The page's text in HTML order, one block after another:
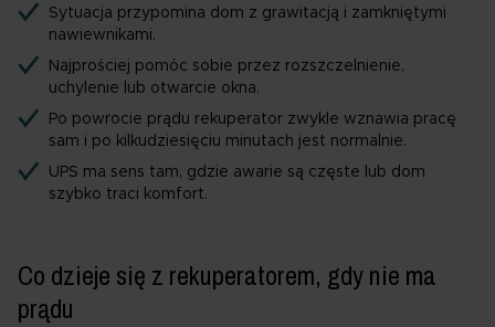
Sytuacja przypomina dom z grawitacją i zamkniętymi
nawiewnikami.
Najprościej pomóc sobie przez rozszczelnienie,
uchylenie lub otwarcie okna.
Po powrocie prądu rekuperator zwykle wznawia pracę
sam i po kilkudziesięciu minutach jest normalnie.
UPS ma sens tam, gdzie awarie są częste lub dom
szybko traci komfort.
Co dzieje się z rekuperatorem, gdy nie ma
prądu